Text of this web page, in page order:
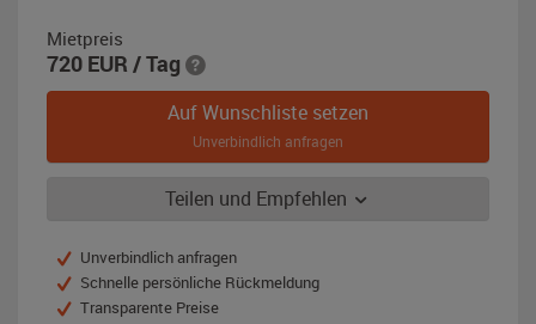
Mietpreis
720 EUR / Tag
Auf Wunschliste setzen
Unverbindlich anfragen
Teilen und Empfehlen
Unverbindlich anfragen
Schnelle persönliche Rückmeldung
Transparente Preise